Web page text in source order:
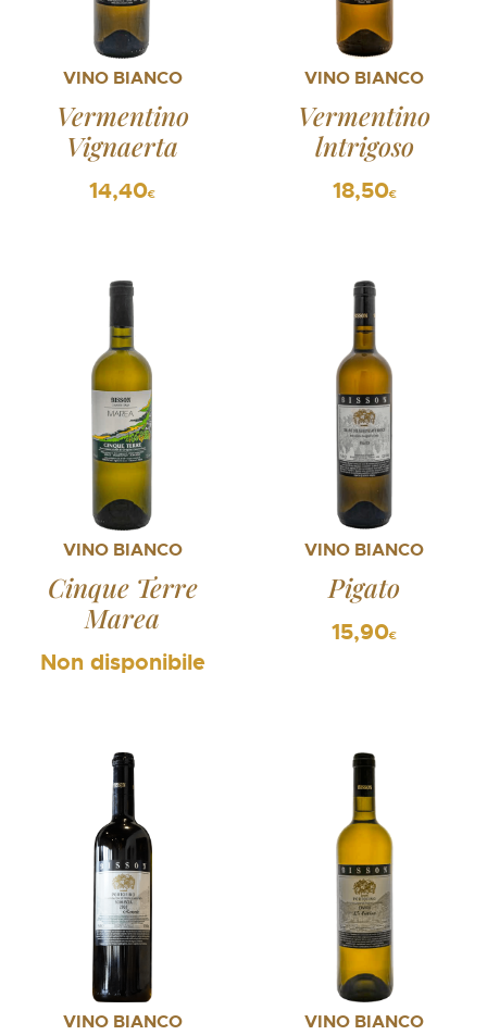
VINO BIANCO
Vermentino
Vignaerta
14,40€
VINO BIANCO
Vermentino
lntrigoso
18,50€
VINO BIANCO
Cinque Terre
Marea
VINO BIANCO
Pigato
15,90€
VINO BIANCO VINO BIANCO